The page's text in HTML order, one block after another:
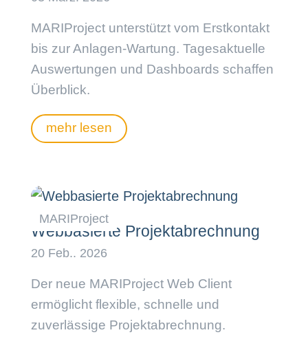
MARIProject unterstützt vom Erstkontakt
bis zur Anlagen-Wartung. Tagesaktuelle
Auswertungen und Dashboards schaffen
Überblick.
mehr lesen
Webbasierte Projektabrechnung
Der neue MARIProject Web Client
ermöglicht flexible, schnelle und
zuverlässige Projektabrechnung.